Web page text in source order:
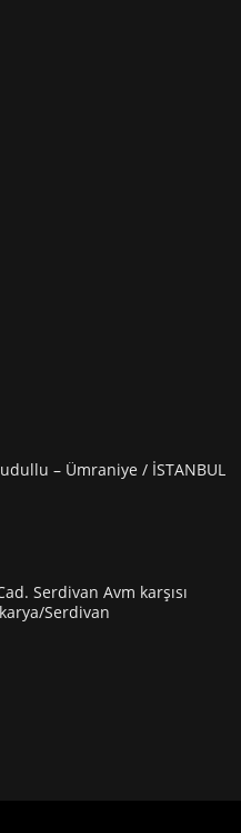
– Ümraniye / İSTANBUL
Serdivan Avm karşısı
Serdivan